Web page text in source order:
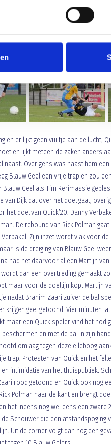
en er lijkt geen vuiltje aan de lucht,
en lijkt meteen de zaken anders
Overigens was naast hem
Blauw Geel een vrije trap en zou
Geel als Tim Rerimassie
van Dijk dat over het doel gaat,
het doel van Quick’20. Danny
De rebound van Rick Polman
Zijn inzet wordt vlak voor
is de dreiging van Blauw Geel
had net daarvoor alleen Martijn
dan een overtreding gemaakt
maar voor de doellijn kopt Martijn
nadat Brahim Zaari zuiver de bal
krijgen geel getoond. Vier minuten
maar een Quick speler vind het
en met de bal in zijn
omlaag tegen deze elleboog
trap. Protesten van Quick en het
intimidatie van het thuispubliek.
rood getoond en Quick ook nog
Polman naar de kant en brengt
het ineens nog wel eens een
Schouwer die een afstandspoging
Uit de corner volgt dan nog een